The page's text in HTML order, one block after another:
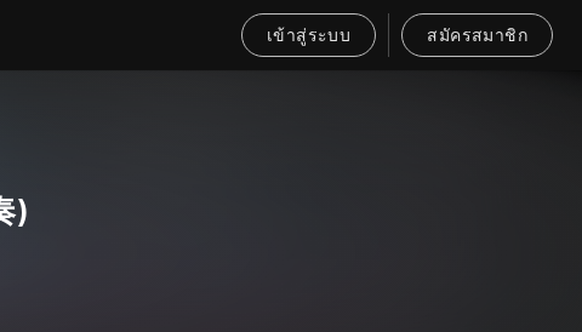
เข้าสู่ระบบ สมัครสมาชิก
)